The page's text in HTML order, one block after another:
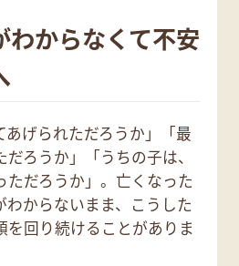
わからなくて不安
あげられただろうか」「最
ろうか」「うちの子は、
ただろうか」。亡くなった
わからないまま、こうした
を回り続けることがありま